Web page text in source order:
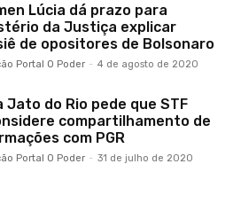
Lúcia dá prazo para
da Justiça explicar
de opositores de Bolsonaro
Portal O Poder - 4 de agosto de 2020
Jato do Rio pede que STF
compartilhamento de
com PGR
Portal O Poder - 31 de julho de 2020